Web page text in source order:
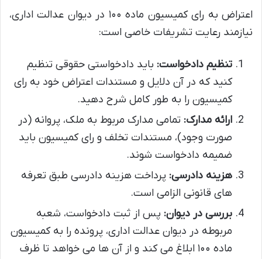
اعتراض به رای کمیسیون ماده ۱۰۰ در دیوان عدالت اداری،
نیازمند رعایت تشریفات خاصی است:
تنظیم دادخواست: باید دادخواستی حقوقی تنظیم
کنید که در آن دلایل و مستندات اعتراض خود به رای
کمیسیون را به طور کامل شرح دهید.
ارائه مدارک: تمامی مدارک مربوط به ملک، پروانه (در
صورت وجود)، مستندات تخلف و رای کمیسیون باید
ضمیمه دادخواست شوند.
هزینه دادرسی: پرداخت هزینه دادرسی طبق تعرفه
های قانونی الزامی است.
بررسی در دیوان: پس از ثبت دادخواست، شعبه
مربوطه در دیوان عدالت اداری، پرونده را به کمیسیون
ماده ۱۰۰ ابلاغ می کند و از آن ها می خواهد تا ظرف